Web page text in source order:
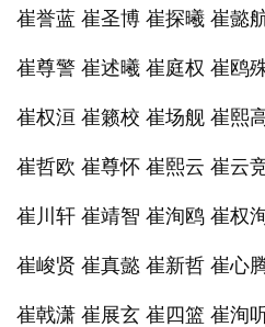
崔誉蓝 崔圣博 崔探曦 崔懿
崔尊警 崔述曦 崔庭权 崔鸥
崔权洹 崔籁校 崔场舰 崔熙
崔哲欧 崔尊怀 崔熙云 崔云
崔川轩 崔靖智 崔洵鸥 崔权
崔峻贤 崔真懿 崔新哲 崔心
崔戟潇 崔展玄 崔四篮 崔洵